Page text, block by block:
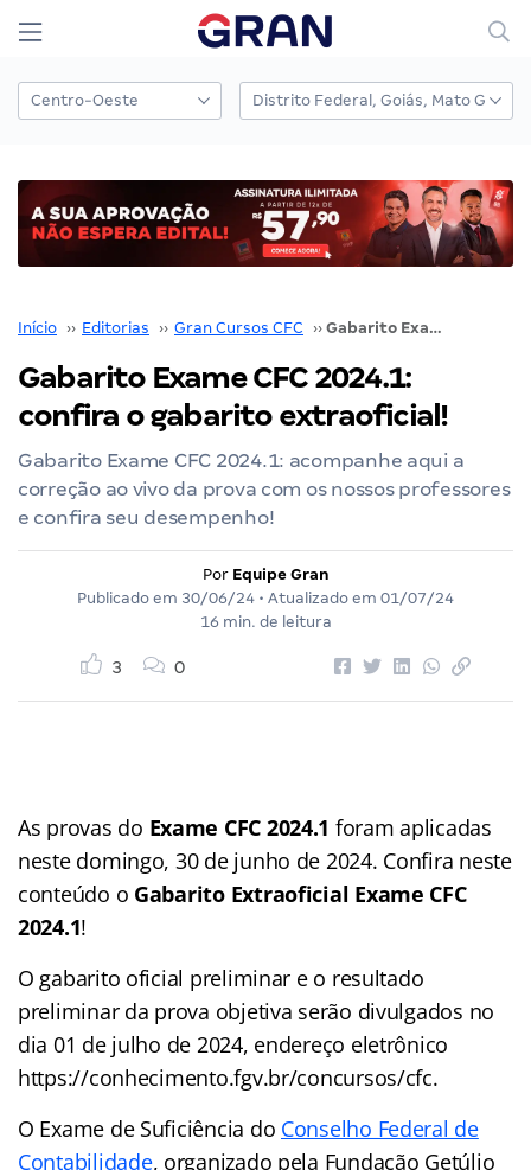
Início ›› Editorias ›› Gran Cursos CFC ›› Gabarito Exame CFC 2024.1: confira o gabarito extraoficial!
Gabarito Exame CFC 2024.1:
confira o gabarito extraoficial!
Gabarito Exame CFC 2024.1: acompanhe aqui a
correção ao vivo da prova com os nossos professores
e confira seu desempenho!
Por Equipe Gran
Publicado em 30/06/24 • Atualizado em 01/07/24
16 min. de leitura
3 0
As provas do Exame CFC 2024.1 foram aplicadas
neste domingo, 30 de junho de 2024. Confira neste
conteúdo o Gabarito Extraoficial Exame CFC
2024.1!
O gabarito oficial preliminar e o resultado
preliminar da prova objetiva serão divulgados no
dia 01 de julho de 2024, endereço eletrônico
https://conhecimento.fgv.br/concursos/cfc.
O Exame de Suficiência do Conselho Federal de
Contabilidade, organizado pela Fundação Getúlio